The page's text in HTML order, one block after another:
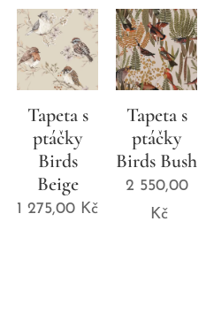
Tapeta s
ptáčky
Birds
Beige
1 275,00 Kč
Tapeta s
ptáčky
Birds Bush
2 550,00
Kč